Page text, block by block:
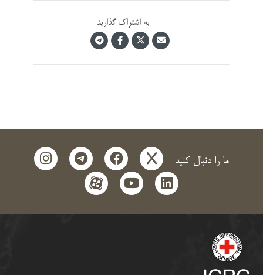
به اشتراک گذارید
ما را دنبال کنید x
facebook
telegram
instagram
linkedin
youtube
aparat